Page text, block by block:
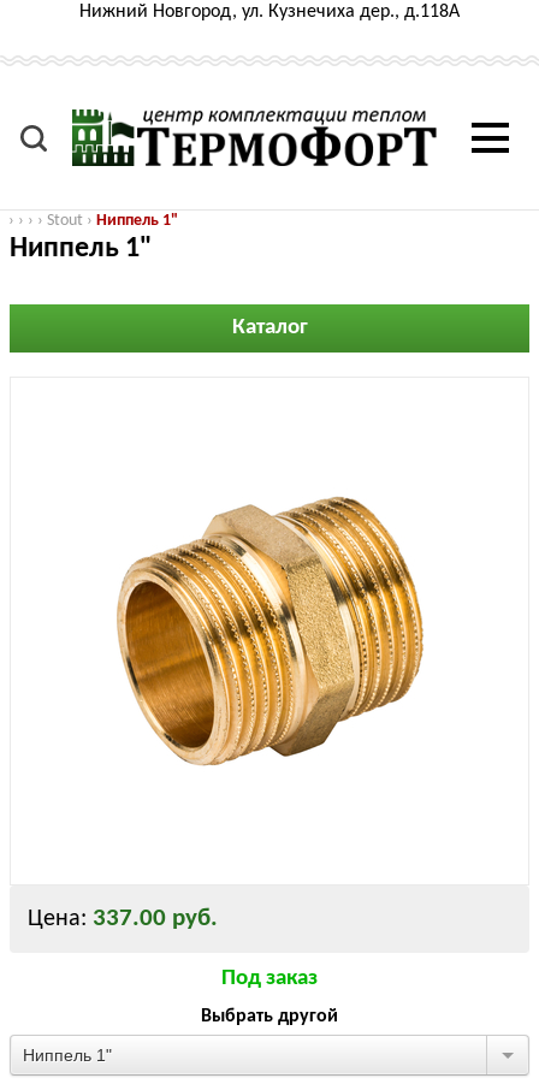
Нижний Новгород, ул. Кузнечиха дер., д.118А
› › › › Stout › Ниппель 1"
Ниппель 1"
Каталог
Цена: 337.00 руб.
Под заказ
Выбрать другой
Ниппель 1"